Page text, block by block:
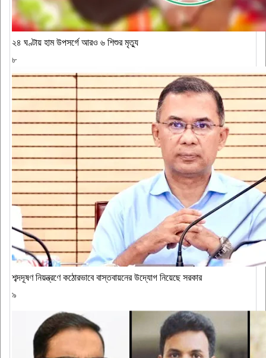
২৪ ঘণ্টায় হাম উপসর্গে আরও ৬ শিশুর মৃত্যু
৮
শব্দদূষণ নিয়ন্ত্রণে কঠোরভাবে বাস্তবায়নের উদ্যোগ নিয়েছে সরকার
৯